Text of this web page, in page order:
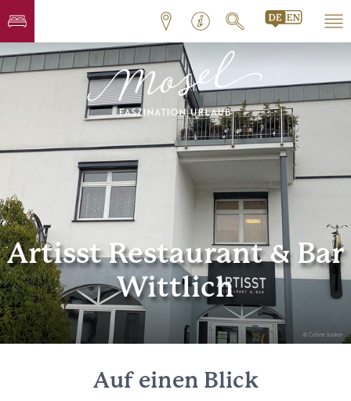
© Celine Junker
Artisst Restaurant & Bar
Wittlich
Auf einen Blick